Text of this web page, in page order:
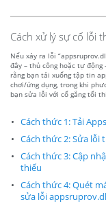
Cách xử lý sự cố lỗi
Nếu xảy ra lỗi
đây – thủ công hoặc tự
rằng bạn tải xuống tập tin
chơi/ứng dụng, trong khi
bạn sửa lỗi với cố gắng tối
Cách thức 1: Tải
Cách thức 2: Sửa
Cách thức 3: Cập
thiếu
Cách thức 4: Quét
sửa lỗi